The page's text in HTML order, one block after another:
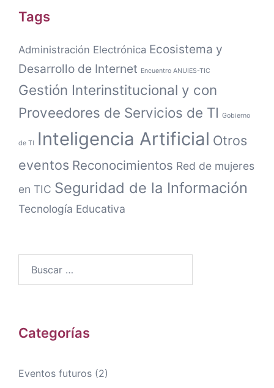
Tags
Administración Electrónica Ecosistema y
Desarrollo de Internet Encuentro ANUIES-TIC
Gestión Interinstitucional y con
Proveedores de Servicios de TI Gobierno
de TI Inteligencia Artificial Otros
eventos Reconocimientos Red de mujeres
en TIC Seguridad de la Información
Tecnología Educativa
Categorías
Eventos futuros (2)